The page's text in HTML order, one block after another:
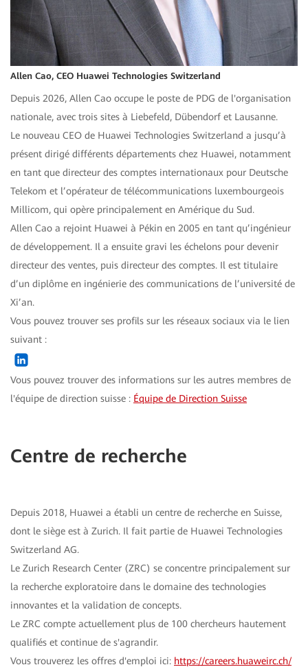
Allen Cao, CEO Huawei Technologies Switzerland
Depuis 2026, Allen Cao occupe le poste de PDG de l'organisation
nationale, avec trois sites à Liebefeld, Dübendorf et Lausanne.
Le nouveau CEO de Huawei Technologies Switzerland a jusqu’à
présent dirigé différents départements chez Huawei, notamment
en tant que directeur des comptes internationaux pour Deutsche
Telekom et l’opérateur de télécommunications luxembourgeois
Millicom, qui opère principalement en Amérique du Sud.
Allen Cao a rejoint Huawei à Pékin en 2005 en tant qu’ingénieur
de développement. Il a ensuite gravi les échelons pour devenir
directeur des ventes, puis directeur des comptes. Il est titulaire
d’un diplôme en ingénierie des communications de l’université de
Xi’an.
Vous pouvez trouver ses profils sur les réseaux sociaux via le lien
suivant :
Vous pouvez trouver des informations sur les autres membres de
l'équipe de direction suisse : Équipe de Direction Suisse
Centre de recherche
Depuis 2018, Huawei a établi un centre de recherche en Suisse,
dont le siège est à Zurich. Il fait partie de Huawei Technologies
Switzerland AG.
Le Zurich Research Center (ZRC) se concentre principalement sur
la recherche exploratoire dans le domaine des technologies
innovantes et la validation de concepts.
Le ZRC compte actuellement plus de 100 chercheurs hautement
qualifiés et continue de s'agrandir.
Vous trouverez les offres d'emploi ici: https://careers.huaweirc.ch/